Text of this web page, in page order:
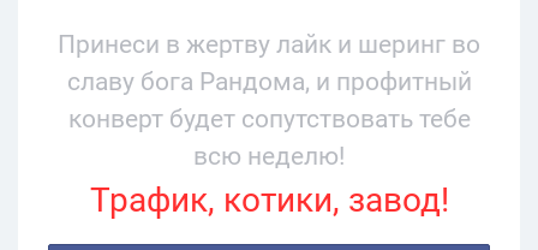
Принеси в жертву лайк и шеринг во
славу бога Рандома, и профитный
конверт будет сопутствовать тебе
всю неделю!
Трафик, котики, завод!